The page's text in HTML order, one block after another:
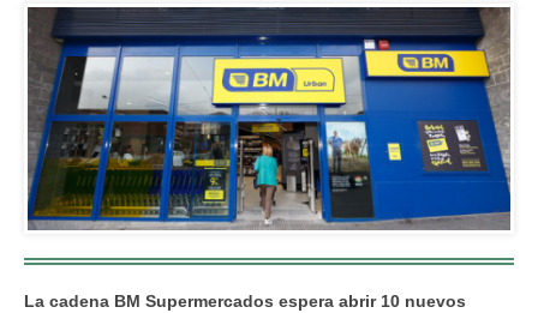
La cadena BM Supermercados espera abrir 10 nuevos